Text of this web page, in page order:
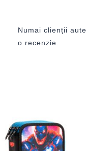
Numai clienții
o recenzie.